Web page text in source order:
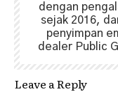
dengan
sejak 2016,
penyimpan
dealer Public
Leave a Reply